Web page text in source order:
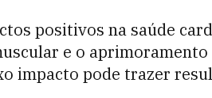
positivos na saúde
e o aprimoramento
impacto pode trazer